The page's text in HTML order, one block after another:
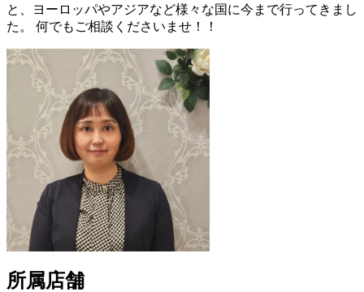
と、ヨーロッパやアジアなど様々な国に今まで行ってきまし
た。 何でもご相談くださいませ！！
所属店舗